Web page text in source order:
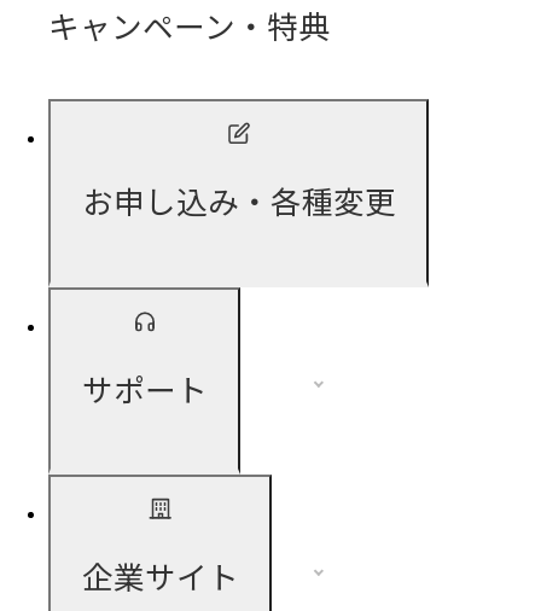
キャンペーン・特典
お申し込み・各種変更
サポート
企業サイト